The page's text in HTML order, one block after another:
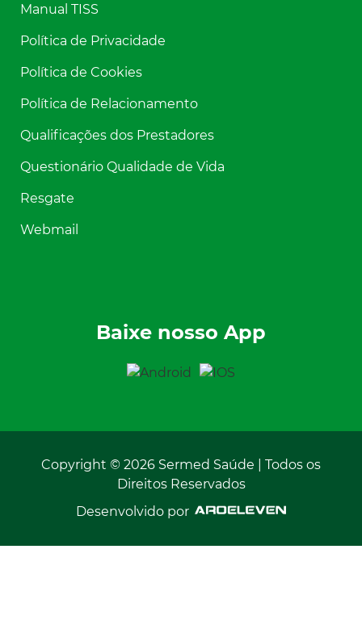
Manual TISS
Política de Privacidade
Política de Cookies
Política de Relacionamento
Qualificações dos Prestadores
Questionário Qualidade de Vida
Resgate
Webmail
Baixe nosso App
Copyright © 2026 Sermed Saúde | Todos os
Direitos Reservados
Desenvolvido por